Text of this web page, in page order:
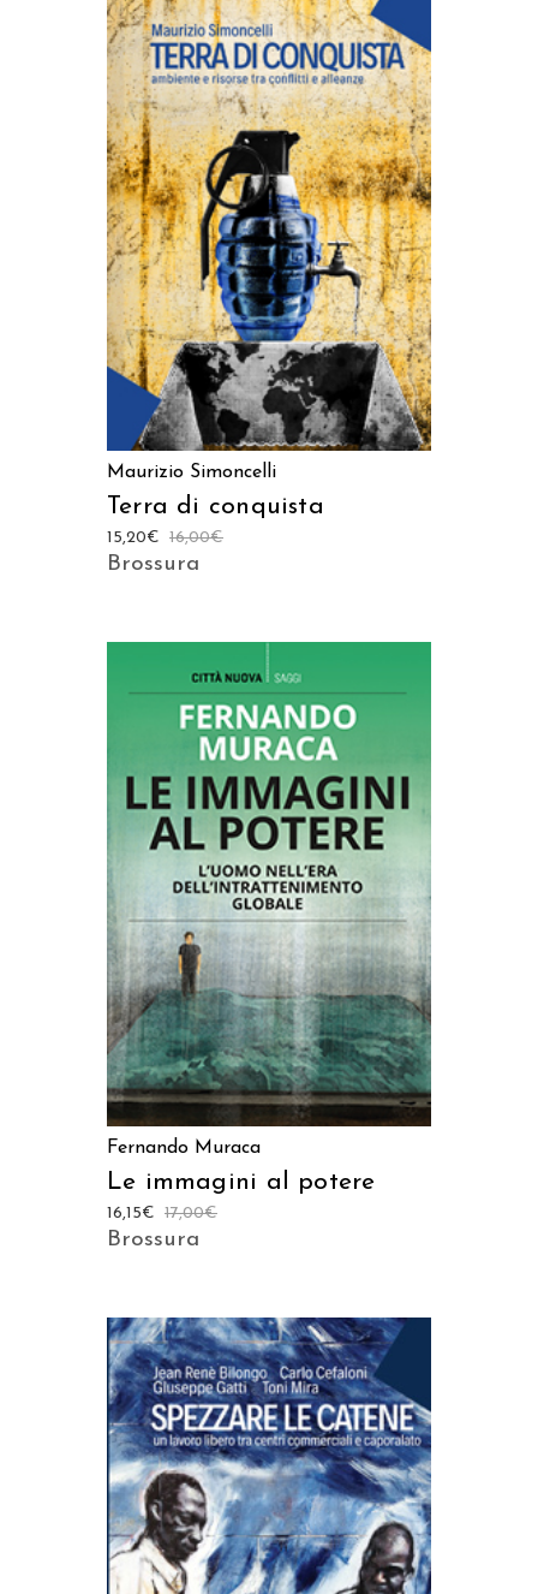
AGGIUNGI AL CARRELLO
Maurizio Simoncelli
Terra di conquista
16,00€
15,20€
Brossura
AGGIUNGI AL CARRELLO
Fernando Muraca
Le immagini al potere
17,00€
16,15€
Brossura
AGGIUNGI AL CARRELLO